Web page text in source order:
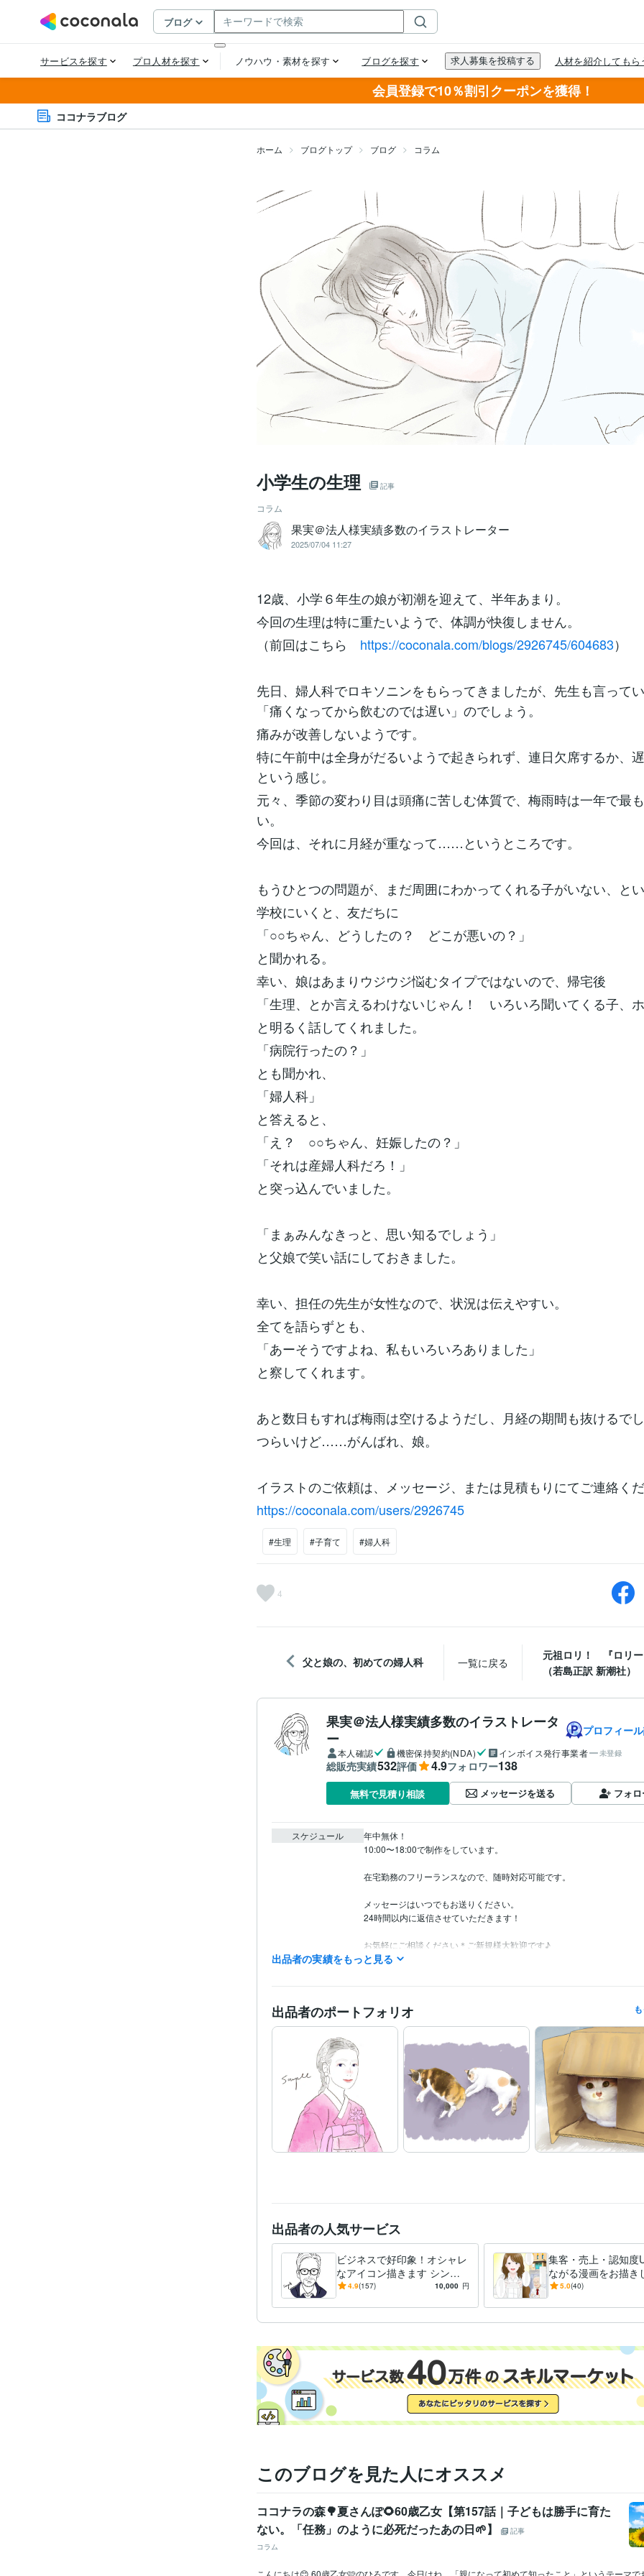
会員登録で10％割引クーポンを獲得！
ココナラブログ
ホーム ブログトップ ブログ コラム
小学生の生理 記事
コラム
果実＠法人様実績多数のイラストレーター
2025/07/04 11:27
12歳、小学６年生の娘が初潮を迎えて、半年あまり。
今回の生理は特に重たいようで、体調が快復しません。
（前回はこちら https://coconala.com/blogs/2926745/604683）
先日、婦人科でロキソニンをもらってきましたが、先生も言ってい
「痛くなってから飲むのでは遅い」のでしょう。
痛みが改善しないようです。
特に午前中は全身がだるいようで起きられず、連日欠席するか、
という感じ。
元々、季節の変わり目は頭痛に苦しむ体質で、梅雨時は一年で最
い。
今回は、それに月経が重なって……というところです。
もうひとつの問題が、まだ周囲にわかってくれる子がいない、とい
学校にいくと、友だちに
「○○ちゃん、どうしたの？ どこが悪いの？」
と聞かれる。
幸い、娘はあまりウジウジ悩むタイプではないので、帰宅後
「生理、とか言えるわけないじゃん！ いろいろ聞いてくる子、ホ
と明るく話してくれました。
「病院行ったの？」
とも聞かれ、
「婦人科」
と答えると、
「え？ ○○ちゃん、妊娠したの？」
「それは産婦人科だろ！」
と突っ込んでいました。
「まぁみんなきっと、思い知るでしょう」
と父娘で笑い話にしておきました。
幸い、担任の先生が女性なので、状況は伝えやすい。
全てを語らずとも、
「あーそうですよね、私もいろいろありました」
と察してくれます。
あと数日もすれば梅雨は空けるようだし、月経の期間も抜けるでし
つらいけど……がんばれ、娘。
イラストのご依頼は、メッセージ、または見積もりにてご連絡く
https://coconala.com/users/2926745
#生理 #子育て #婦人科
4
父と娘の、初めての婦人科 一覧に戻る
元祖ロリ！ 『ロリー
（若島正訳 新潮社）
果実＠法人様実績多数のイラストレータ
ー
プロフィー
本人確認 機密保持契約(NDA) インボイス発行事業者 未登録
総販売実績532評価 4.9フォロワー138
無料で見積り相談 メッセージを送る フォ
スケジュール
年中無休！
10:00〜18:00で制作をしています。
在宅勤務のフリーランスなので、随時対応可能です。
メッセージはいつでもお送りください。
24時間以内に返信させていただきます！
経験職種 イラストレーター・漫画家 / イラストレーター
受賞歴 文芸社えほん大賞特別賞
ビジネス・クリエイ
ティブツール
Excel:20年 CLIP STUDIO PAINT:4年
得意分野 イラスト作成・漫画制作 似顔絵、広告漫画、キャラクター作成
アイコン 似顔絵 キャラクター 広告漫画 絵本 線画
学歴 東京藝術大学 2002年3月 ~ 2005年2月
出品者の実績をもっと見る
出品者のポートフォリオ
出品者の人気サービス
ビジネスで好印象！オシャレ
なアイコン描きます シンプ
ルでスタイリッシュ★好感度
4.9(157) 10,000 円
集客・売上・認知度
ながる漫画をお描き
P・Web・求人・広
5.0(40)
このブログを見た人にオススメ
ココナラの森🌳夏さんぽ🌻60歳乙女【第157話｜子どもは勝手に育た
ない。「任務」のように必死だったあの日🌱】
記事
コラム
こんにちは😊 60歳乙女🩷のひろです。今日はね、「親になって初めて知ったこと」というテーマで